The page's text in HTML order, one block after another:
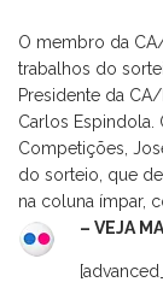
O membro da
trabalhos do
Presidente da
Carlos Espindola.
Competições,
do sorteio, que
na coluna ímpar,
– VEJA